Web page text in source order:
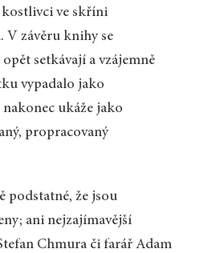
ve skříni
V závěru knihy se
setkávají a vzájemně
vypadalo jako
ukáže jako
propracovaný
podstatné, že jsou
ani nejzajímavější
Chmura či farář Adam